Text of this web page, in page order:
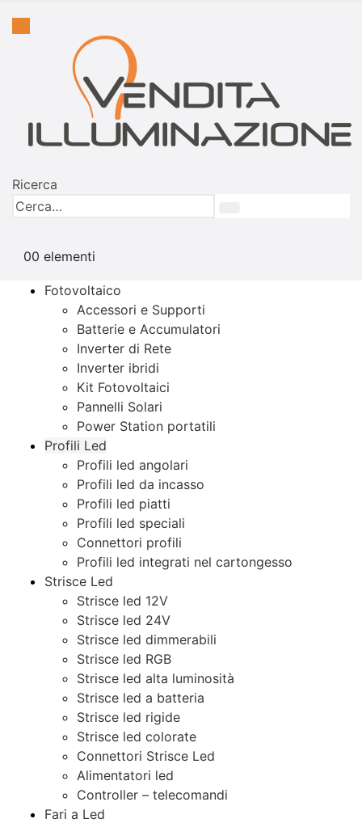
Ricerca
00 elementi
Fotovoltaico
Accessori e Supporti
Batterie e Accumulatori
Inverter di Rete
Inverter ibridi
Kit Fotovoltaici
Pannelli Solari
Power Station portatili
Profili Led
Profili led angolari
Profili led da incasso
Profili led piatti
Profili led speciali
Connettori profili
Profili led integrati nel cartongesso
Strisce Led
Strisce led 12V
Strisce led 24V
Strisce led dimmerabili
Strisce led RGB
Strisce led alta luminosità
Strisce led a batteria
Strisce led rigide
Strisce led colorate
Connettori Strisce Led
Alimentatori led
Controller – telecomandi
Fari a Led